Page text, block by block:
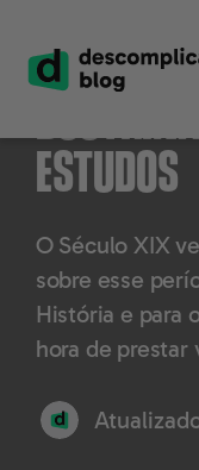
estudos
O Século XIX
sobre esse
História e para
hora de prestar